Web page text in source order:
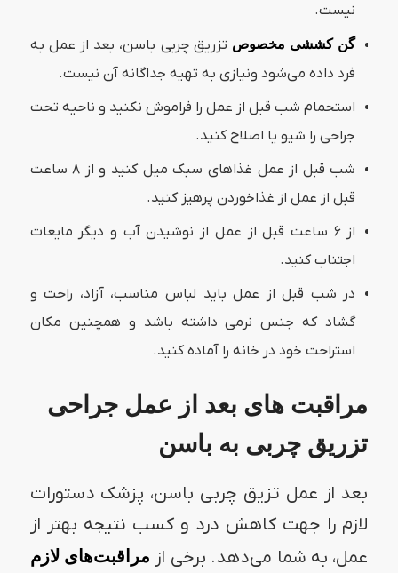
نیست.
گن کششی مخصوص تزریق چربی باسن، بعد از عمل به
فرد داده می‌شود ونیازی به تهیه جداگانه آن نیست.
استحمام شب قبل از عمل را فراموش نکنید و ناحیه تحت
جراحی را شیو یا اصلاح کنید.
شب قبل از عمل غذاهای سبک میل کنید و از ۸ ساعت
قبل از عمل از غذاخوردن پرهیز کنید.
از ۶ ساعت قبل از عمل از نوشیدن آب و دیگر مایعات
اجتناب کنید.
در شب قبل از عمل باید لباس مناسب، آزاد، راحت و
گشاد که جنس نرمی داشته باشد و همچنین مکان
استراحت خود در خانه را آماده کنید.
مراقبت های بعد از عمل جراحی
تزریق چربی به باسن
بعد از عمل تزیق چربی باسن، پزشک دستورات
لازم را جهت کاهش درد و کسب نتیجه بهتر از
عمل، به شما می‌دهد. برخی از مراقبت‌های لازم